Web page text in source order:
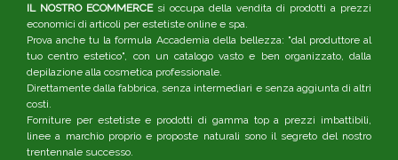
IL NOSTRO ECOMMERCEsi occupa della vendita di prodotti a prezzi
economici di articoli per estetiste online e spa.
Prova anche tu la formula Accademia della bellezza: "dal produttore al
tuo centro estetico", con un catalogo vasto e ben organizzato, dalla
depilazione alla cosmetica professionale.
Direttamente dalla fabbrica, senza intermediari e senza aggiunta di altri
costi.
Forniture per estetiste e prodotti di gamma top a prezzi imbattibili,
linee a marchio proprio e proposte naturali sono il segreto del nostro
trentennale successo.